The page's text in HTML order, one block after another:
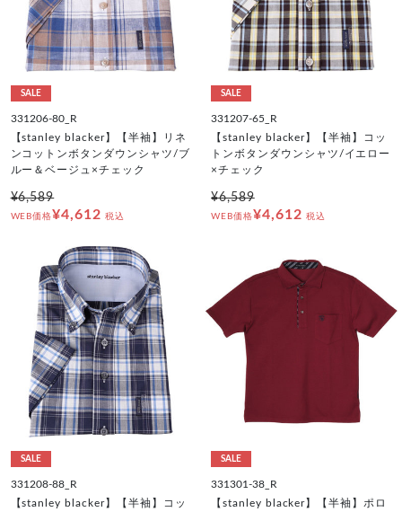
SALE
331206-80_R
【stanley blacker】【半袖】リネ
ンコットンボタンダウンシャツ/ブ
ルー＆ベージュ×チェック
¥6,589
WEB価格¥4,612 税込
SALE
331207-65_R
【stanley blacker】【半袖】コッ
トンボタンダウンシャツ/イエロー
×チェック
¥6,589
WEB価格¥4,612 税込
SALE
331208-88_R
【stanley blacker】【半袖】コッ
SALE
331301-38_R
【stanley blacker】【半袖】ポロ